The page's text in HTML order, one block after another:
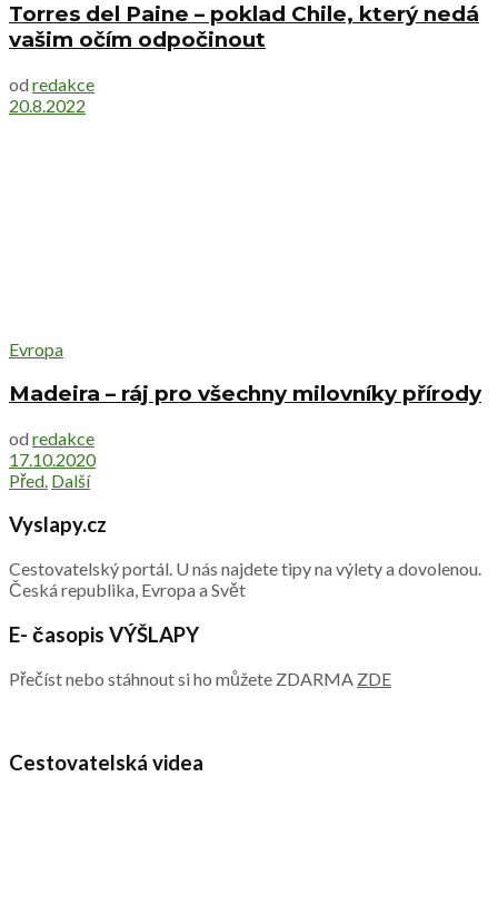
Torres del Paine – poklad Chile, který nedá
vašim očím odpočinout
od redakce
20.8.2022
Evropa
Madeira – ráj pro všechny milovníky přírody
od redakce
17.10.2020
Před. Další
Vyslapy.cz
Cestovatelský portál. U nás najdete tipy na výlety a dovolenou.
Česká republika, Evropa a Svět
E- časopis VÝŠLAPY
Přečíst nebo stáhnout si ho můžete ZDARMA ZDE
Cestovatelská videa